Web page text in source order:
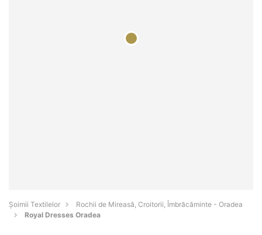
Șoimii Textilelor
Rochii de Mireasă, Croitorii, Îmbrăcăminte - Oradea
Royal Dresses Oradea